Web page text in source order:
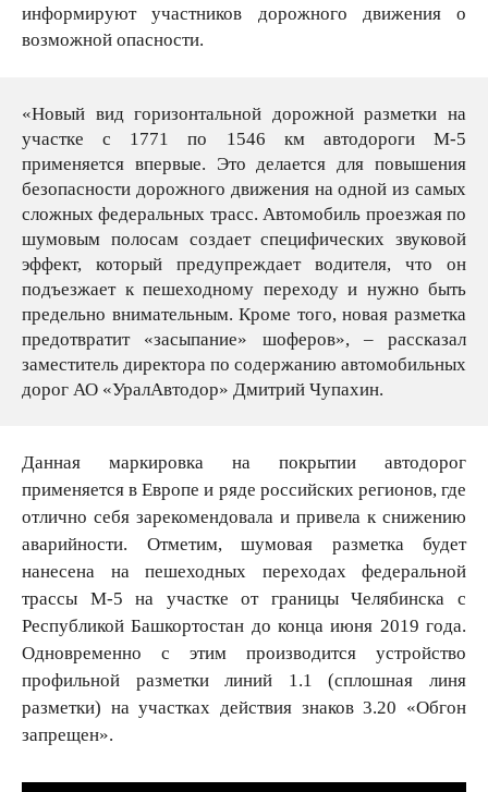
информируют участников дорожного движения о
возможной опасности.
«Новый вид горизонтальной дорожной разметки на
участке с 1771 по 1546 км автодороги М-5
применяется впервые. Это делается для повышения
безопасности дорожного движения на одной из самых
сложных федеральных трасс. Автомобиль проезжая по
шумовым полосам создает специфических звуковой
эффект, который предупреждает водителя, что он
подъезжает к пешеходному переходу и нужно быть
предельно внимательным. Кроме того, новая разметка
предотвратит «засыпание» шоферов», – рассказал
заместитель директора по содержанию автомобильных
дорог АО «УралАвтодор» Дмитрий Чупахин.
Данная маркировка на покрытии автодорог
применяется в Европе и ряде российских регионов, где
отлично себя зарекомендовала и привела к снижению
аварийности. Отметим, шумовая разметка будет
нанесена на пешеходных переходах федеральной
трассы М-5 на участке от границы Челябинска с
Республикой Башкортостан до конца июня 2019 года.
Одновременно с этим производится устройство
профильной разметки линий 1.1 (сплошная линя
разметки) на участках действия знаков 3.20 «Обгон
запрещен».